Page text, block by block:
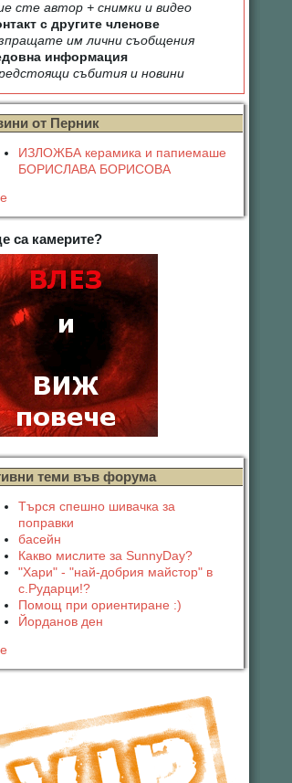
сте автор + снимки и видео
с другите членове
им лични съобщения
информация
събития и новини
от Перник
ИЗЛОЖБА керамика и папиемаше
БОРИСЛАВА БОРИСОВА
са камерите?
теми във форума
Търся спешно шивачка за
поправки
басейн
Какво мислите за SunnyDay?
"Хари" - "най-добрия майстор" в
с.Рударци!?
Помощ при ориентиране :)
Йорданов ден